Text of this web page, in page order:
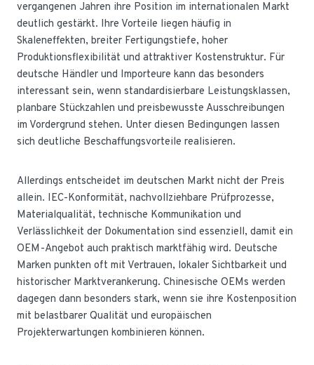
vergangenen Jahren ihre Position im internationalen Markt
deutlich gestärkt. Ihre Vorteile liegen häufig in
Skaleneffekten, breiter Fertigungstiefe, hoher
Produktionsflexibilität und attraktiver Kostenstruktur. Für
deutsche Händler und Importeure kann das besonders
interessant sein, wenn standardisierbare Leistungsklassen,
planbare Stückzahlen und preisbewusste Ausschreibungen
im Vordergrund stehen. Unter diesen Bedingungen lassen
sich deutliche Beschaffungsvorteile realisieren.
Allerdings entscheidet im deutschen Markt nicht der Preis
allein. IEC-Konformität, nachvollziehbare Prüfprozesse,
Materialqualität, technische Kommunikation und
Verlässlichkeit der Dokumentation sind essenziell, damit ein
OEM-Angebot auch praktisch marktfähig wird. Deutsche
Marken punkten oft mit Vertrauen, lokaler Sichtbarkeit und
historischer Marktverankerung. Chinesische OEMs werden
dagegen dann besonders stark, wenn sie ihre Kostenposition
mit belastbarer Qualität und europäischen
Projekterwartungen kombinieren können.